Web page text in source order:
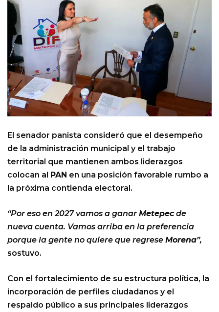
El senador panista consideró que el desempeño
de la administración municipal y el trabajo
territorial que mantienen ambos liderazgos
colocan al
PAN en una posición favorable rumbo a
la próxima contienda electoral.
“Por eso en 2027 vamos a ganar Metepecde
nueva cuenta. Vamos arriba en la preferencia
porque la gente no quiere que regrese Morena”,
sostuvo.
Con el fortalecimiento de su estructura política, la
incorporación de perfiles ciudadanos y el
respaldo público a sus principales liderazgos